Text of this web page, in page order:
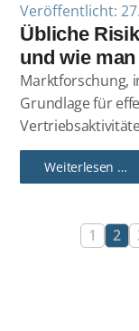
Übliche
und wie
Veröffentlicht:
Marktforschung,
Grundlage für
Weiterlesen …
1 2